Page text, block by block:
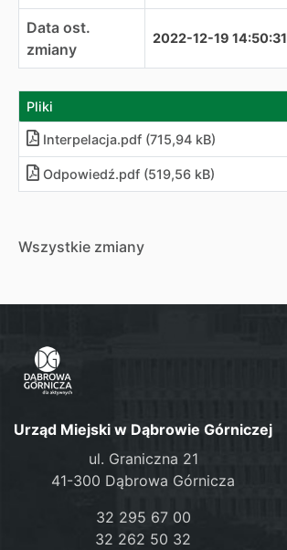
Data ost.
zmiany
2022-12-19 14:50:31
Pliki
Interpelacja.pdf (715,94 kB)
Odpowiedź.pdf (519,56 kB)
Wszystkie zmiany
Urząd Miejski w Dąbrowie Górniczej
ul. Graniczna 21
41-300 Dąbrowa Górnicza
32 295 67 00
32 262 50 32